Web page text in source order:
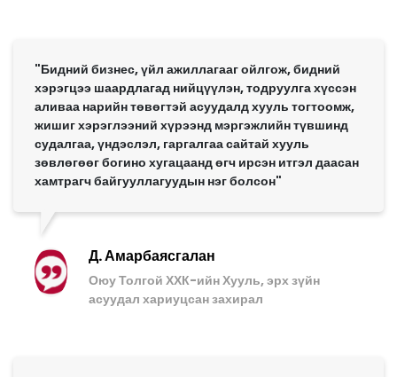
"Бидний бизнес, үйл ажиллагааг ойлгож, бидний
хэрэгцээ шаардлагад нийцүүлэн, тодруулга хүссэн
аливаа нарийн төвөгтэй асуудалд хууль тогтоомж,
жишиг хэрэглээний хүрээнд мэргэжлийн түвшинд
судалгаа, үндэслэл, гаргалгаа сайтай хууль
зөвлөгөөг богино хугацаанд өгч ирсэн итгэл даасан
хамтрагч байгууллагуудын нэг болсон"
Д. Амарбаясгалан
Оюу Толгой ХХК-ийн Хууль, эрх зүйн
асуудал хариуцсан захирал